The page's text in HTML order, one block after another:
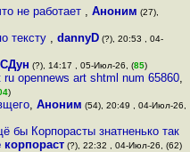
не работает ,Аноним (27),
тексту ,dannyD (?), 20:53 , 04-
(?), 14:17 , 05-Июл-26, (85)
opennews art shtml num 65860,
)
, Аноним (54), 20:49 , 04-Июл-26,
бы Корпорасты знатненько так
(?), 22:32 , 04-Июл-26, (62)